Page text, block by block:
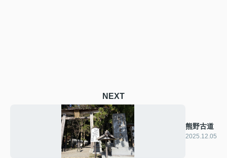
NEXT
熊野古道
2025.12.05